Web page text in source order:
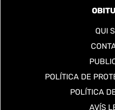
QUI
POLÍTICA DE
POLÍTICA
AVÍS